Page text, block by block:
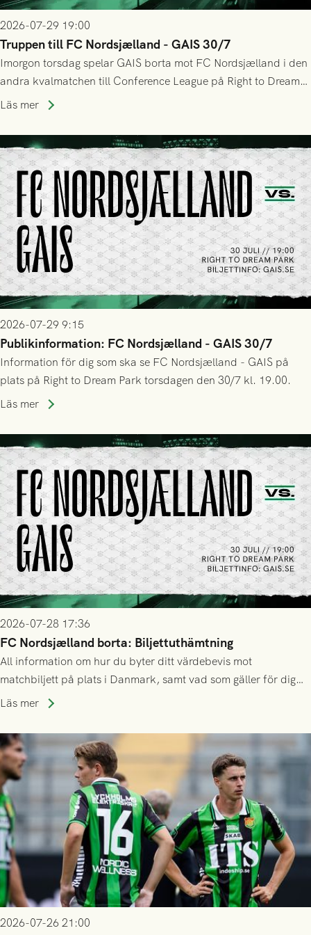
2026-07-29 19:00
Truppen till FC Nordsjælland - GAIS 30/7
Imorgon torsdag spelar GAIS borta mot FC Nordsjælland i den
andra kvalmatchen till Conference League på Right to Dream
Park! Fredrik Holmberg och ledarstaben har tagit ut följande
Läs mer
2026-07-29 9:15
Publikinformation: FC Nordsjælland - GAIS 30/7
Information för dig som ska se FC Nordsjælland - GAIS på
plats på Right to Dream Park torsdagen den 30/7 kl. 19.00.
Läs mer
2026-07-28 17:36
FC Nordsjælland borta: Biljettuthämtning
All information om hur du byter ditt värdebevis mot
matchbiljett på plats i Danmark, samt vad som gäller för dig
som står på reservlista eller fått förhinder.
Läs mer
2026-07-26 21:00